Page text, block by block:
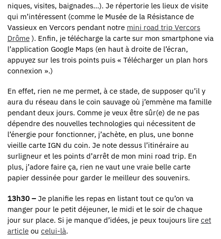
niques, visites, baignades…). Je répertorie les lieux de visite
qui m’intéressent (comme le Musée de la Résistance de
Vassieux en Vercors pendant notre mini road trip Vercors
Drôme ). Enfin, je télécharge la carte sur mon smartphone via
l’application Google Maps (en haut à droite de l’écran,
appuyez sur les trois points puis « Télécharger un plan hors
connexion ».)
En effet, rien ne me permet, à ce stade, de supposer qu’il y
aura du réseau dans le coin sauvage où j’emmène ma famille
pendant deux jours. Comme je veux être sûr(e) de ne pas
dépendre des nouvelles technologies qui nécessitent de
l’énergie pour fonctionner, j’achète, en plus, une bonne
vieille carte IGN du coin. Je note dessus l’itinéraire au
surligneur et les points d’arrêt de mon mini road trip. En
plus, j’adore faire ça, rien ne vaut une vraie belle carte
papier dessinée pour garder le meilleur des souvenirs.
13h30 – Je planifie les repas en listant tout ce qu’on va
manger pour le petit déjeuner, le midi et le soir de chaque
jour sur place. Si je manque d’idées, je peux toujours lire cet
article ou celui-là.